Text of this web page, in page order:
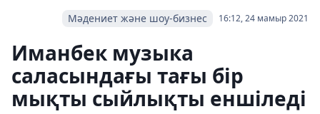
16:12, 24 мамыр 2021
Мәдениет және шоу-бизнес
Иманбек музыка
саласындағы тағы бір
мықты сыйлықты еншіледі